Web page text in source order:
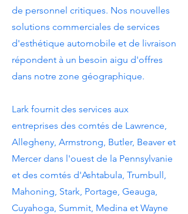
de personnel critiques. Nos nouvelles
solutions commerciales de services
d'esthétique automobile et de livraison
répondent à un besoin aigu d'offres
dans notre zone géographique.
Lark fournit des services aux
entreprises des comtés de Lawrence,
Allegheny, Armstrong, Butler, Beaver et
Mercer dans l'ouest de la Pennsylvanie
et des comtés d'Ashtabula, Trumbull,
Mahoning, Stark, Portage, Geauga,
Cuyahoga, Summit, Medina et Wayne